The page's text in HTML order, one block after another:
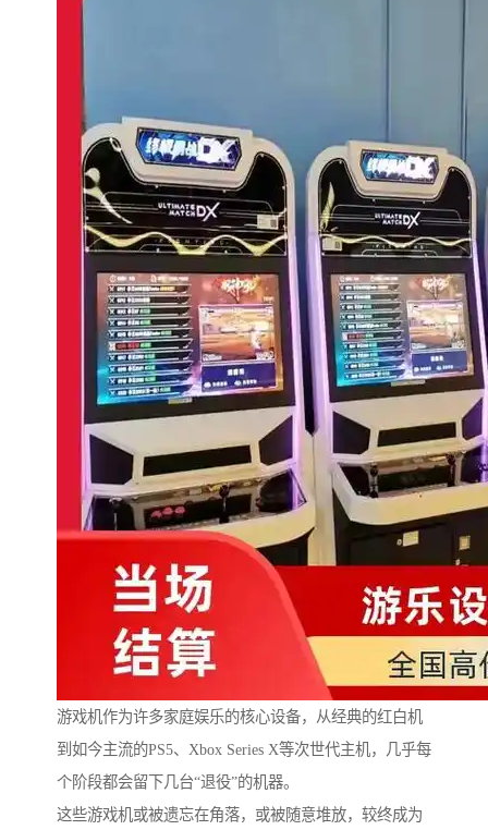
游戏机作为许多家庭娱乐的核心设备，从经典的红白机
到如今主流的PS5、Xbox Series X等次世代主机，几乎每
个阶段都会留下几台“退役”的机器。
这些游戏机或被遗忘在角落，或被随意堆放，较终成为